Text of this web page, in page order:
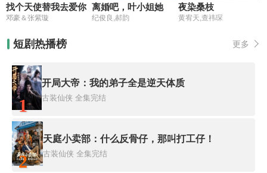
找个天使替我去爱你
邓豪＆张紫璇
离婚吧，叶小姐她不忍了
纪俊良,郝韵
夜染桑枝
黄宥天,查祎琛
短剧热播榜 更多
1
开局大帝：我的弟子全是逆天体质
古装仙侠 全集完结
2
天庭小卖部：什么反骨仔，那叫打工仔！
古装仙侠 全集完结